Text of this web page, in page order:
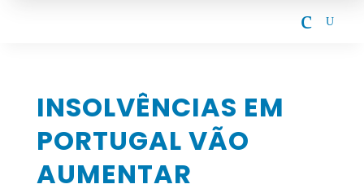
c U
INSOLVÊNCIAS EM
PORTUGAL VÃO
AUMENTAR